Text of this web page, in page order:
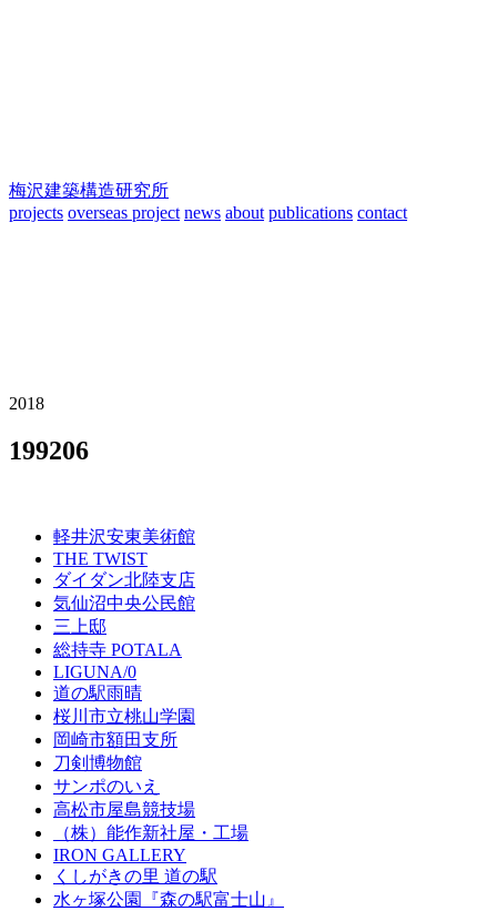
梅沢建築構造研究所
projects overseas project news about publications contact
2018
199206
軽井沢安東美術館
THE TWIST
ダイダン北陸支店
気仙沼中央公民館
三上邸
総持寺 POTALA
LIGUNA/0
道の駅雨晴
桜川市立桃山学園
岡崎市額田支所
刀剣博物館
サンポのいえ
高松市屋島競技場
（株）能作新社屋・工場
IRON GALLERY
くしがきの里 道の駅
水ヶ塚公園『森の駅富士山』